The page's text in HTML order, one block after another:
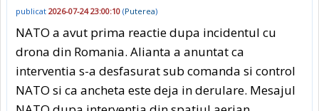
publicat 2026-07-24 23:00:10 (Puterea)
NATO a avut prima reactie dupa incidentul cu
drona din Romania. Alianta a anuntat ca
interventia s-a desfasurat sub comanda si control
NATO si ca ancheta este deja in derulare. Mesajul